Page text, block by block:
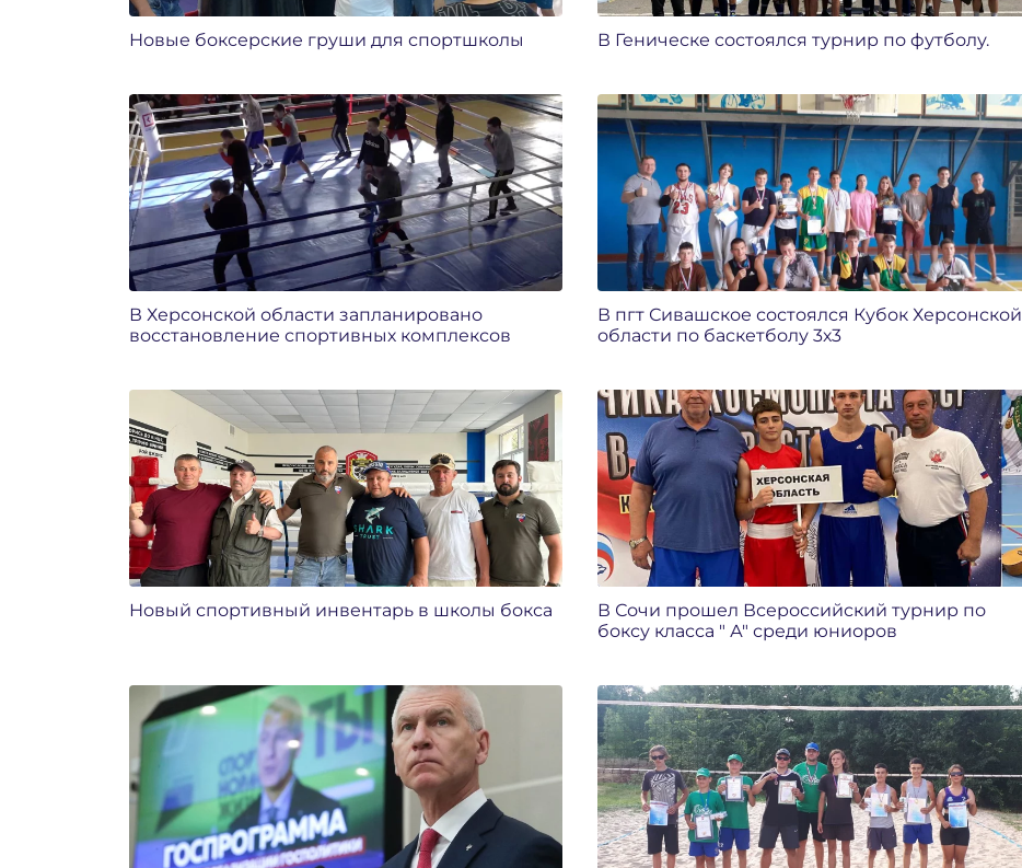
Новые боксерские груши для спортшколы В Геническе состоялся турнир по футболу.
В Херсонской области запланировано
восстановление спортивных комплексов
В пгт Сивашское состоялся Кубок Херсонской
области по баскетболу 3х3
Новый спортивный инвентарь в школы бокса
В Сочи прошел Всероссийский турнир по
боксу класса " А" среди юниоров